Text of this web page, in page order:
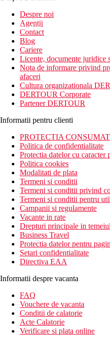
newsletter!
Despre noi
Agentii
Contact
Blog
Cariere
Licente, documente juridice
Nota de informare privind
afaceri
Cultura organizationala
DERTOUR Corporate
Partener DERTOUR
Informatii pentru clienti
PROTECTIA
Politica de confidentialitate
Protectia datelor cu caracter
Politica cookies
Modalitati de plata
Termeni si conditii
Termeni si conditii privind
Termeni si conditii pentru
Campanii si regulamente
Vacante in rate
Drepturi principale in
Business Travel
Protectia datelor pentru
Setari confidentialitate
Directiva EAA
Informatii despre vacanta
FAQ
Vouchere de vacanta
Conditii de calatorie
Acte Calatorie
Verificare si plata online